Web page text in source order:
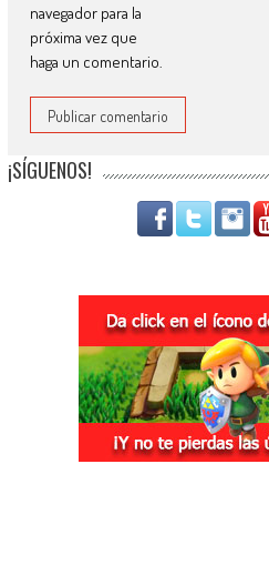
navegador para la
próxima vez que
haga un comentario.
¡SÍGUENOS!